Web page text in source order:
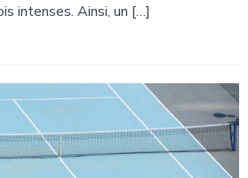
intenses. Ainsi, un […]